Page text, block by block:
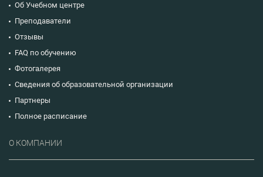
Об Учебном центре
Преподаватели
Отзывы
FAQ по обучению
Фотогалерея
Сведения об образовательной организации
Партнеры
Полное расписание
О КОМПАНИИ